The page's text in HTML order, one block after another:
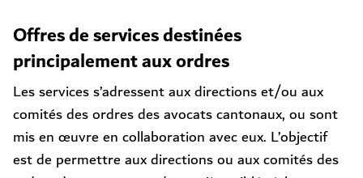
Offres de services destinées
principalement aux ordres
Les services s’adressent aux directions et/ou aux
comités des ordres des avocats cantonaux, ou sont
mis en œuvre en collaboration avec eux. L’objectif
est de permettre aux directions ou aux comités des